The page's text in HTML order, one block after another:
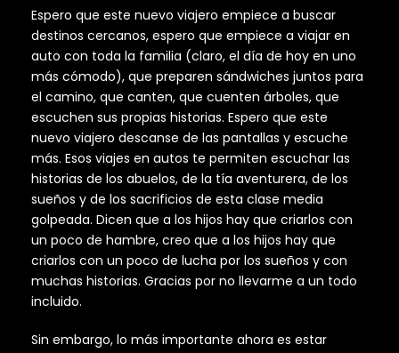
Espero que este nuevo viajero empiece a buscar
destinos cercanos, espero que empiece a viajar en
auto con toda la familia (claro, el día de hoy en uno
más cómodo), que preparen sándwiches juntos para
el camino, que canten, que cuenten árboles, que
escuchen sus propias historias. Espero que este
nuevo viajero descanse de las pantallas y escuche
más. Esos viajes en autos te permiten escuchar las
historias de los abuelos, de la tía aventurera, de los
sueños y de los sacrificios de esta clase media
golpeada. Dicen que a los hijos hay que criarlos con
un poco de hambre, creo que a los hijos hay que
criarlos con un poco de lucha por los sueños y con
muchas historias. Gracias por no llevarme a un todo
incluido.
Sin embargo, lo más importante ahora es estar